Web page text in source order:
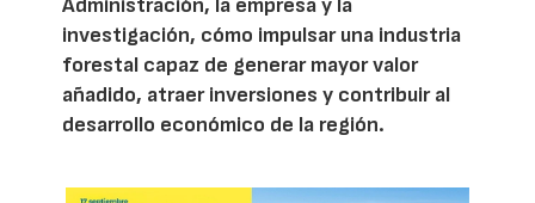
Administración, la empresa y la
investigación, cómo impulsar una industria
forestal capaz de generar mayor valor
añadido, atraer inversiones y contribuir al
desarrollo económico de la región.